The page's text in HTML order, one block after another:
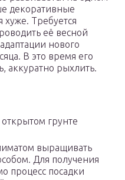
декоративные
хуже. Требуется
её весной
нового
В это время его
аккуратно рыхлить.
грунте
выращивать
Для получения
процесс посадки